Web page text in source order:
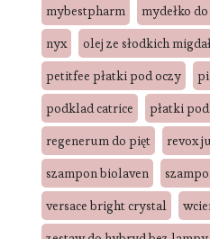
mybestpharm
mydełko
nyx
olej ze słodkich
petitfee płatki pod oczy
podklad catrice
płatki
regenerum do pięt
revox
szampon biolaven
versace bright crystal